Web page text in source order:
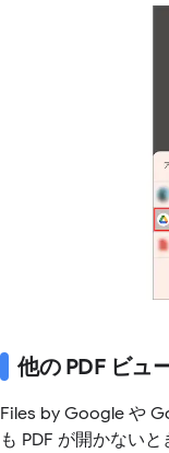
他の PDF ビュ
Files by Google や
も PDF が開かない